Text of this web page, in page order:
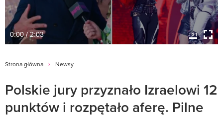
0:00 / 2:03
Strona główna Newsy
Polskie jury przyznało Izraelowi 12
punktów i rozpętało aferę. Pilne